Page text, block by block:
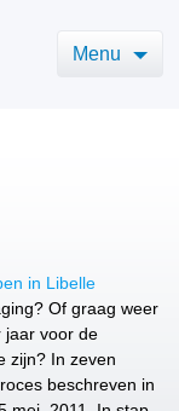
Menu
in Libelle
Of graag weer
jaar voor de
zijn? In zeven
beschreven in